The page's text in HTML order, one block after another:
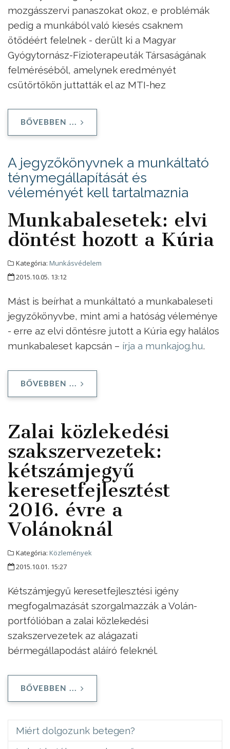
mozgásszervi panaszokat okoz, e problémák
pedig a munkából való kiesés csaknem
ötödéért felelnek - derült ki a Magyar
Gyógytornász-Fizioterapeuták Társaságának
felméréséből, amelynek eredményét
csütörtökön juttatták el az MTI-hez
BŐVEBBEN ...
A jegyzőkönyvnek a munkáltató
ténymegállapítását és
véleményét kell tartalmaznia
Munkabalesetek: elvi
döntést hozott a Kúria
Kategória: Munkásvédelem
2015.10.05. 13:12
Mást is beírhat a munkáltató a munkabaleseti
jegyzőkönyvbe, mint ami a hatóság véleménye
- erre az elvi döntésre jutott a Kúria egy halálos
munkabaleset kapcsán – írja a munkajog.hu.
BŐVEBBEN ...
Zalai közlekedési
szakszervezetek:
kétszámjegyű
keresetfejlesztést
2016. évre a
Volánoknál
Kategória: Közlemények
2015.10.01. 15:27
Kétszámjegyű keresetfejlesztési igény
megfogalmazását szorgalmazzák a Volán-
portfólióban a zalai közlekedési
szakszervezetek az alágazati
bérmegállapodást aláíró feleknél.
BŐVEBBEN ...
Miért dolgozunk betegen?